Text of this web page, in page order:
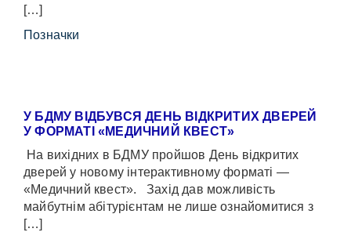
[…]
Позначки
У БДМУ ВІДБУВСЯ ДЕНЬ ВІДКРИТИХ ДВЕРЕЙ
У ФОРМАТІ «МЕДИЧНИЙ КВЕСТ»
На вихідних в БДМУ пройшов День відкритих
дверей у новому інтерактивному форматі —
«Медичний квест». Захід дав можливість
майбутнім абітурієнтам не лише ознайомитися з
[…]